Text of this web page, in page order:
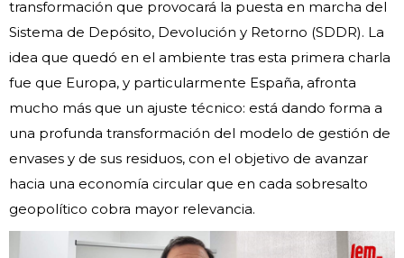
transformación que provocará la puesta en marcha del
Sistema de Depósito, Devolución y Retorno (SDDR). La
idea que quedó en el ambiente tras esta primera charla
fue que Europa, y particularmente España, afronta
mucho más que un ajuste técnico: está dando forma a
una profunda transformación del modelo de gestión de
envases y de sus residuos, con el objetivo de avanzar
hacia una economía circular que en cada sobresalto
geopolítico cobra mayor relevancia.